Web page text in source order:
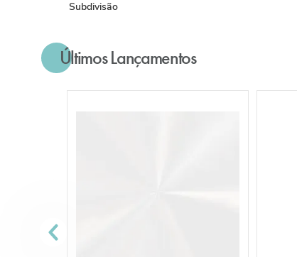
Subdivisão
Últimos Lançamentos